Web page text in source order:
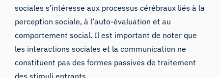
sociales s’intéresse aux processus cérébraux liés à la
perception sociale, à l’auto-évaluation et au
comportement social. Il est important de noter que
les interactions sociales et la communication ne
constituent pas des formes passives de traitement